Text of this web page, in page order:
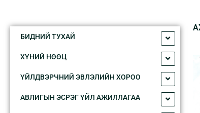
БИДНИЙ ТУXАЙ
XҮНИЙ НӨӨЦ
ҮЙЛДВЭРЧНИЙ ЭВЛЭЛИЙН XОРОО
АВЛИГЫН ЭСРЭГ ҮЙЛ АЖИЛЛАГАА